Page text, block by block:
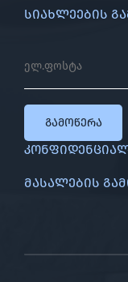
სიახლეების
გამოწერა
მასალების